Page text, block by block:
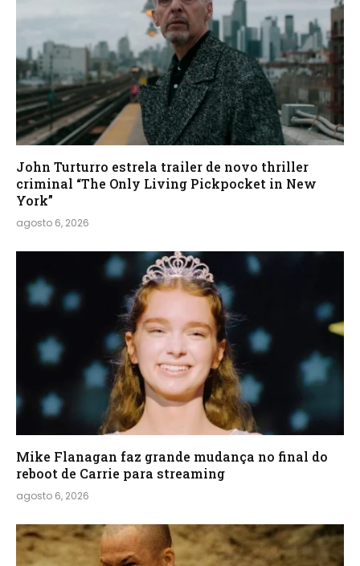
John Turturro estrela trailer de novo thriller
criminal “The Only Living Pickpocket in New
York”
agosto 6, 2026
Mike Flanagan faz grande mudança no final do
reboot de Carrie para streaming
agosto 6, 2026